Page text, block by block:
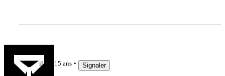
il y a 15 ans Signaler